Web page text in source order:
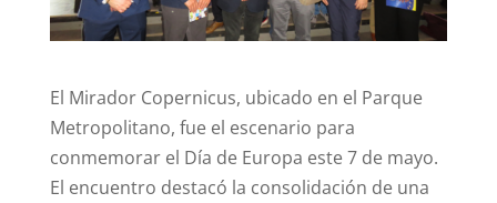
El Mirador Copernicus, ubicado en el Parque
Metropolitano, fue el escenario para
conmemorar el Día de Europa este 7 de mayo.
El encuentro destacó la consolidación de una